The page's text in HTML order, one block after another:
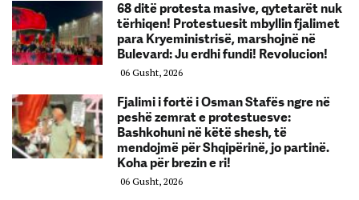
68 ditë protesta masive, qytetarët nuk
tërhiqen! Protestuesit mbyllin fjalimet
para Kryeministrisë, marshojnë në
Bulevard: Ju erdhi fundi! Revolucion!
06 Gusht, 2026
Fjalimi i fortë i Osman Stafës ngre në
peshë zemrat e protestuesve:
Bashkohuni në këtë shesh, të
mendojmë për Shqipërinë, jo partinë.
Koha për brezin e ri!
06 Gusht, 2026